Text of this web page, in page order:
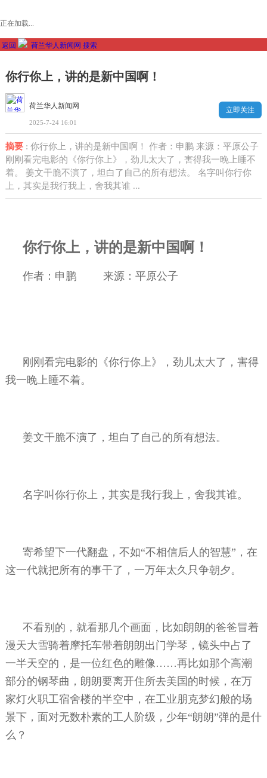
正在加载...
返回 荷兰华人新闻网 搜索
你行你上，讲的是新中国啊！
荷兰华人新闻网
2025-7-24 16:01
立即关注
摘要: 你行你上，讲的是新中国啊！ 作者：申鹏 来源：平原公子
刚刚看完电影的《你行你上》，劲儿太大了，害得我一晚上睡不
着。 姜文干脆不演了，坦白了自己的所有想法。 名字叫你行你
上，其实是我行我上，舍我其谁 ...
你行你上，讲的是新中国啊！
作者：申鹏 来源：平原公子
刚刚看完电影的《你行你上》，劲儿太大了，害得
我一晚上睡不着。
姜文干脆不演了，坦白了自己的所有想法。
名字叫你行你上，其实是我行我上，舍我其谁。
寄希望下一代翻盘，不如“不相信后人的智慧”，在
这一代就把所有的事干了，一万年太久只争朝夕。
不看别的，就看那几个画面，比如朗朗的爸爸冒着
漫天大雪骑着摩托车带着朗朗出门学琴，镜头中占了
一半天空的，是一位红色的雕像……再比如那个高潮
部分的钢琴曲，朗朗要离开住所去美国的时候，在万
家灯火职工宿舍楼的半空中，在工业朋克梦幻般的场
景下，面对无数朴素的工人阶级，少年“朗朗”弹的是什
么？